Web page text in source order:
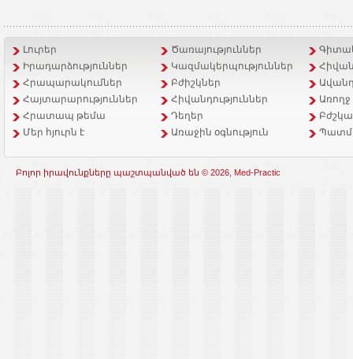
Լուրեր Ծառայություններ
Իրադարձություններ
Կազմակերպություններ
Հրապարակումներ
Բժիշկներ
Հայտարարություններ
Հիվանդություններ
Հրատապ թեմա
Դեղեր
Մեր հյուրն է
Առաջին օգնություն
Բոլոր իրավունքները պաշտպանված են © 2026, Med-Practic